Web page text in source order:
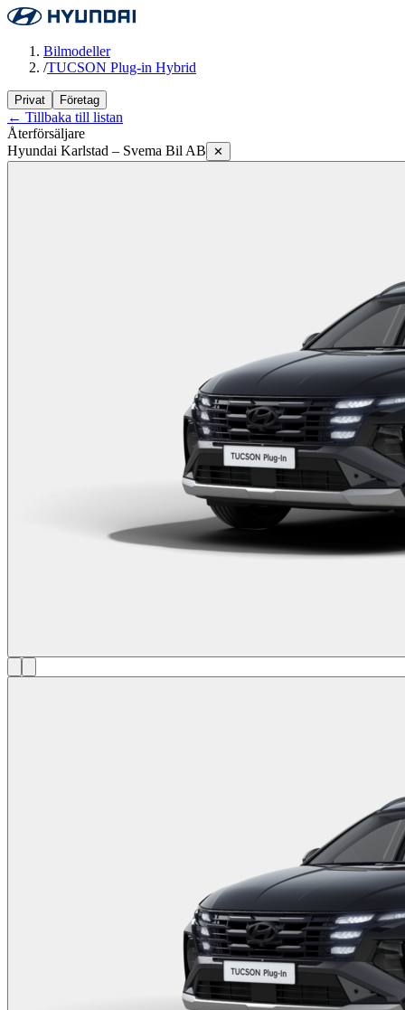
Bilmodeller
/TUCSON Plug-in Hybrid
Privat Företag
← Tillbaka till listan
Återförsäljare
Hyundai Karlstad – Svema Bil AB
✕